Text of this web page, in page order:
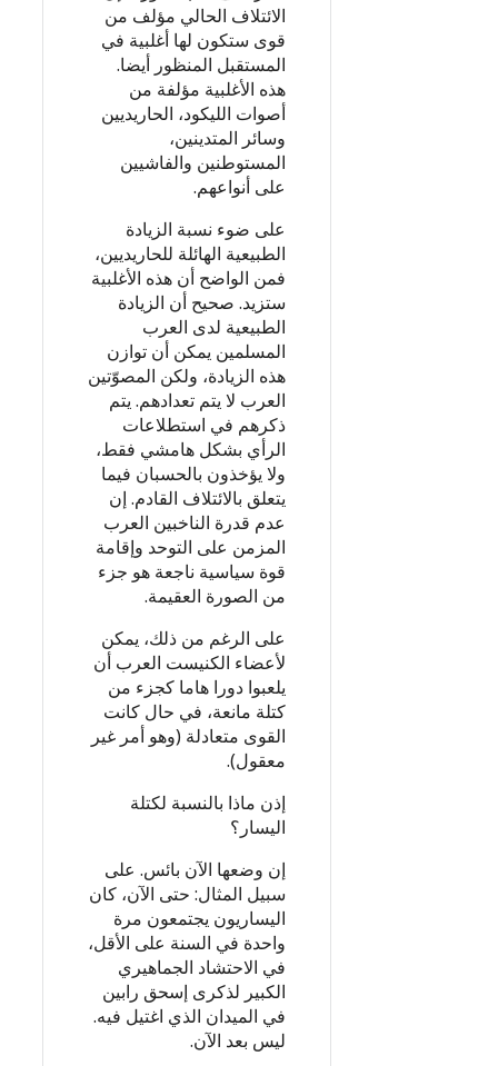
الائتلاف الحالي مؤلف من
قوى ستكون لها أغلبية في
المستقبل المنظور أيضا.
هذه الأغلبية مؤلفة من
أصوات الليكود، الحاريديين
وسائر المتدينين،
المستوطنين والفاشيين
على أنواعهم.
على ضوء نسبة الزيادة
الطبيعية الهائلة للحاريديين،
فمن الواضح أن هذه الأغلبية
ستزيد. صحيح أن الزيادة
الطبيعية لدى العرب
المسلمين يمكن أن توازن
هذه الزيادة، ولكن المصوّتين
العرب لا يتم تعدادهم. يتم
ذكرهم في استطلاعات
الرأي بشكل هامشي فقط،
ولا يؤخذون بالحسبان فيما
يتعلق بالائتلاف القادم. إن
عدم قدرة الناخبين العرب
المزمن على التوحد وإقامة
قوة سياسية ناجعة هو جزء
من الصورة العقيمة.
على الرغم من ذلك، يمكن
لأعضاء الكنيست العرب أن
يلعبوا دورا هاما كجزء من
كتلة مانعة، في حال كانت
القوى متعادلة (وهو أمر غير
معقول).
إذن ماذا بالنسبة لكتلة
اليسار؟
إن وضعها الآن بائس. على
سبيل المثال: حتى الآن، كان
اليساريون يجتمعون مرة
واحدة في السنة على الأقل،
في الاحتشاد الجماهيري
الكبير لذكرى إسحق رابين
في الميدان الذي اغتيل فيه.
ليس بعد الآن.